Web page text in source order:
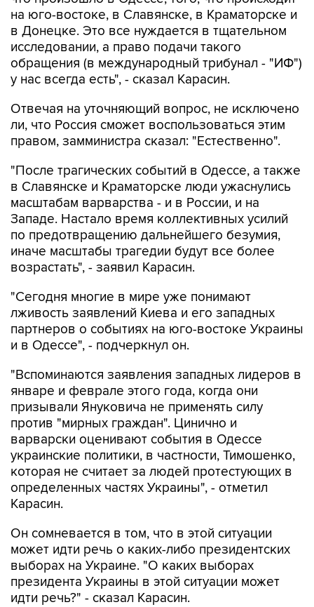
на юго-востоке, в Славянске, в Краматорске и
в Донецке. Это все нуждается в тщательном
исследовании, а право подачи такого
обращения (в международный трибунал - "ИФ")
у нас всегда есть", - сказал Карасин.
Отвечая на уточняющий вопрос, не исключено
ли, что Россия сможет воспользоваться этим
правом, замминистра сказал: "Естественно".
"После трагических событий в Одессе, а также
в Славянске и Краматорске люди ужаснулись
масштабам варварства - и в России, и на
Западе. Настало время коллективных усилий
по предотвращению дальнейшего безумия,
иначе масштабы трагедии будут все более
возрастать", - заявил Карасин.
"Сегодня многие в мире уже понимают
лживость заявлений Киева и его западных
партнеров о событиях на юго-востоке Украины
и в Одессе", - подчеркнул он.
"Вспоминаются заявления западных лидеров в
январе и феврале этого года, когда они
призывали Януковича не применять силу
против "мирных граждан". Цинично и
варварски оценивают события в Одессе
украинские политики, в частности, Тимошенко,
которая не считает за людей протестующих в
определенных частях Украины", - отметил
Карасин.
Он сомневается в том, что в этой ситуации
может идти речь о каких-либо президентских
выборах на Украине. "О каких выборах
президента Украины в этой ситуации может
идти речь?" - сказал Карасин.